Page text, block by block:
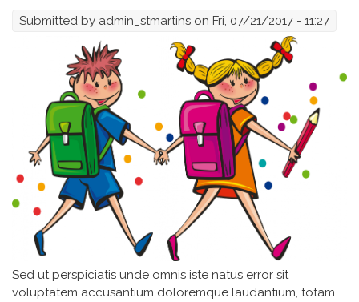
Submitted by admin_stmartins on Fri, 07/21/2017 - 11:27
Sed ut perspiciatis unde omnis iste natus error sit
voluptatem accusantium doloremque laudantium, totam